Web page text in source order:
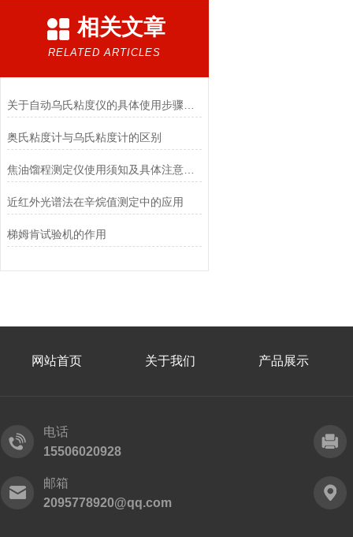
相关文章
RELATED ARTICLES
奥氏粘度计与乌氏粘度计的区别
焦油馏程测定仪使用须知及具体注意事项
近红外光谱法在辛烷值测定中的应用
梯姆肯试验机的作用
网站首页 关于我们 产品展示
电话
15506020928
邮箱
2095778920@qq.com